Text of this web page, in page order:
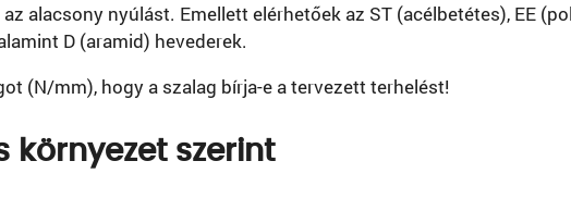
alacsony nyúlást. Emellett elérhetőek az ST (acélbetétes), EE
D (aramid) hevederek.
(N/mm), hogy a szalag bírja-e a tervezett terhelést!
környezet szerint